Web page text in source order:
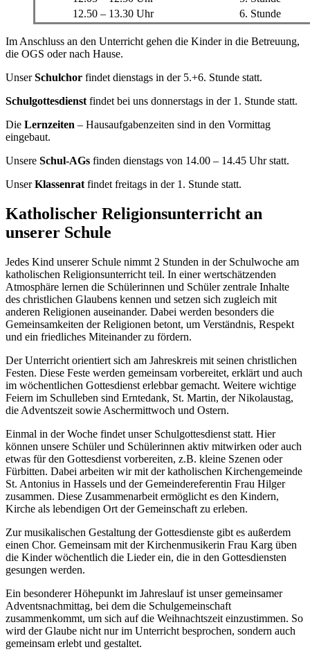
12.50 – 13.30 Uhr
6. Stunde
Im Anschluss an den Unterricht gehen die Kinder in die Betreuung,
die OGS oder nach Hause.
UnserSchulchor findet dienstags in der 5.+6. Stunde statt.
Schulgottesdienst findet bei uns donnerstags in der 1. Stunde statt.
Die Lernzeiten – Hausaufgabenzeiten sind in den Vormittag
eingebaut.
Unsere Schul-AGs finden dienstags von 14.00 – 14.45 Uhr statt.
UnserKlassenrat findet freitags in der 1. Stunde statt.
Katholischer Religionsunterricht an
unserer Schule
Jedes Kind unserer Schule nimmt 2 Stunden in der Schulwoche am
katholischen Religionsunterricht teil. In einer wertschätzenden
Atmosphäre lernen die Schülerinnen und Schüler zentrale Inhalte
des christlichen Glaubens kennen und setzen sich zugleich mit
anderen Religionen auseinander. Dabei werden besonders die
Gemeinsamkeiten der Religionen betont, um Verständnis, Respekt
und ein friedliches Miteinander zu fördern.
Der Unterricht orientiert sich am Jahreskreis mit seinen christlichen
Festen. Diese Feste werden gemeinsam vorbereitet, erklärt und auch
im wöchentlichen Gottesdienst erlebbar gemacht. Weitere wichtige
Feiern im Schulleben sind Erntedank, St. Martin, der Nikolaustag,
die Adventszeit sowie Aschermittwoch und Ostern.
Einmal in der Woche findet unser Schulgottesdienst statt. Hier
können unsere Schüler und Schülerinnen aktiv mitwirken oder auch
etwas für den Gottesdienst vorbereiten, z.B. kleine Szenen oder
Fürbitten. Dabei arbeiten wir mit der katholischen Kirchengemeinde
St. Antonius in Hassels und der Gemeindereferentin Frau Hilger
zusammen. Diese Zusammenarbeit ermöglicht es den Kindern,
Kirche als lebendigen Ort der Gemeinschaft zu erleben.
Zur musikalischen Gestaltung der Gottesdienste gibt es außerdem
einen Chor. Gemeinsam mit der Kirchenmusikerin Frau Karg üben
die Kinder wöchentlich die Lieder ein, die in den Gottesdiensten
gesungen werden.
Ein besonderer Höhepunkt im Jahreslauf ist unser gemeinsamer
Adventsnachmittag, bei dem die Schulgemeinschaft
zusammenkommt, um sich auf die Weihnachtszeit einzustimmen. So
wird der Glaube nicht nur im Unterricht besprochen, sondern auch
gemeinsam erlebt und gestaltet.